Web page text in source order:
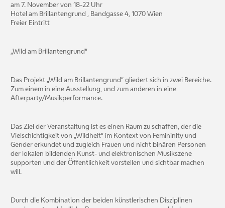
am 7. November von 18-22 Uhr
Hotel am Brillantengrund , Bandgasse 4, 1070 Wien
Freier Eintritt
„Wild am Brillantengrund“
Das Projekt „Wild am Brillantengrund“ gliedert sich in zwei Bereiche.
Zum einem in eine Ausstellung, und zum anderen in eine
Afterparty/Musikperformance.
Das Ziel der Veranstaltung ist es einen Raum zu schaffen, der die
Vielschichtigkeit von „Wildheit“ im Kontext von Femininity und
Gender erkundet und zugleich Frauen und nicht binären Personen
der lokalen bildenden Kunst- und elektronischen Musikszene
supporten und der Öffentlichkeit vorstellen und sichtbar machen
will.
Durch die Kombination der beiden künstlerischen Disziplinen